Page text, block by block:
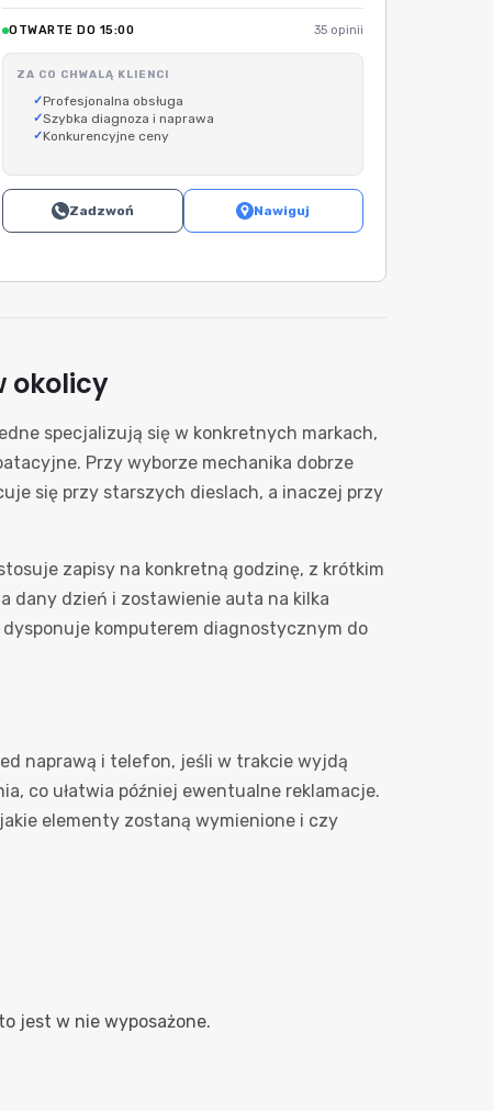
OTWARTE DO 15:00 35 opinii
ZA CO CHWALĄ KLIENCI
Profesjonalna obsługa
Szybka diagnoza i naprawa
Konkurencyjne ceny
Zadzwoń Nawiguj
okolicy
specjalizują się w konkretnych markach,
Przy wyborze mechanika dobrze
się przy starszych dieslach, a inaczej przy
zapisy na konkretną godzinę, z krótkim
dany dzień i zostawienie auta na kilka
komputerem diagnostycznym do
naprawą i telefon, jeśli w trakcie wyjdą
co ułatwia później ewentualne reklamacje.
elementy zostaną wymienione i czy
jest w nie wyposażone.